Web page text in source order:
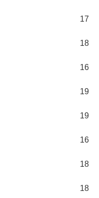
17
18
16
19
19
16
18
18